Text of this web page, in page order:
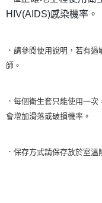
HIV(AIDS)感染機率。
．請參閱使用說明，若有
師。
．每個衛生套只能使用一
會增加滑落或破損機率。
．保存方式請保存放於室